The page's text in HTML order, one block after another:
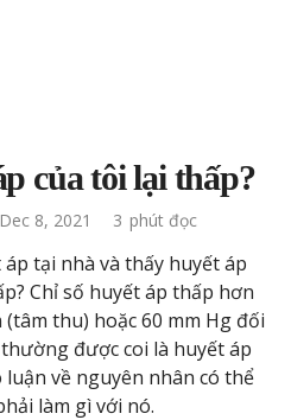
của tôi lại thấp?
Dec 8, 2021 3 phút đọc
tại nhà và thấy huyết áp
Chỉ số huyết áp thấp hơn
thu) hoặc 60 mm Hg đối
được coi là huyết áp
về nguyên nhân có thể
làm gì với nó.